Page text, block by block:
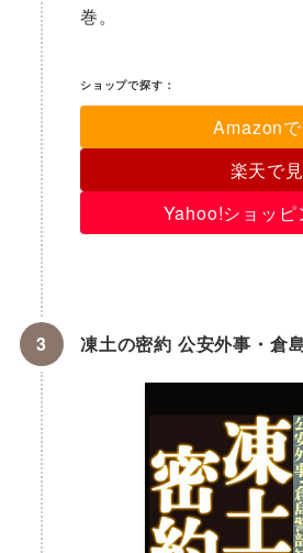
巻。
ショップで探す：
Amazon
楽天で
Yahoo!ショッピ
凍土の密約 公安外事・倉